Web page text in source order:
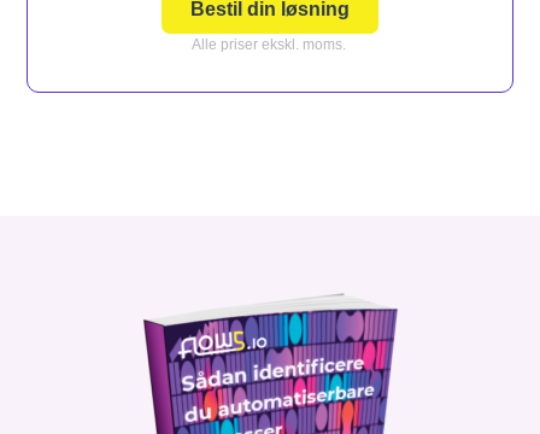
Bestil din løsning
Alle priser ekskl. moms.